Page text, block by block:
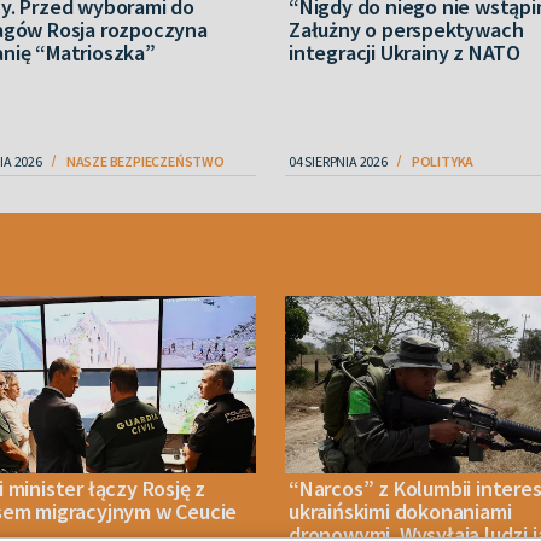
Przed wyborami do
Rosja rozpoczyna
“Matrioszka”
2026 NASZE BEZPIECZEŃSTWO
“Nigdy do niego nie
Załużny o perspektywach
integracji Ukrainy z NATO
04 SIERPNIA 2026 POLITYKA
minister łączy Rosję z
migracyjnym w Ceucie
“Narcos” z Kolumbii
ukraińskimi dokonaniami
dronowymi. Wysyłają ludzi